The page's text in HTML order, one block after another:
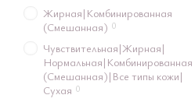
Жирная|Комбинированная
(Смешанная) 0
Чувствительная|Жирная|
Нормальная|Комбинированная
(Смешанная)|Все типы кожи|
Сухая 0